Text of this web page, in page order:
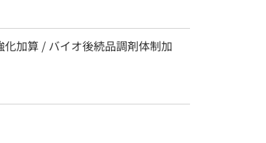
加算 / バイオ後続品調剤体制加